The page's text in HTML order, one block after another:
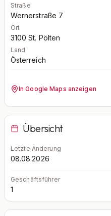
Straße
Wernerstraße 7
Ort
3100 St. Pölten
Land
Österreich
In Google Maps anzeigen
Übersicht
Letzte Änderung
08.08.2026
Geschäftsführer
1